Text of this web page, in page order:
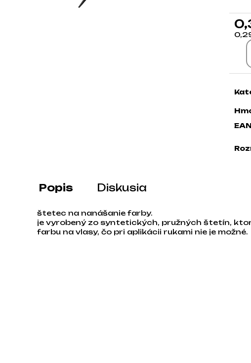
EAN
Popis Diskusia
štetec na nanášanie farby.
je vyrobený zo syntetických, pružných štetín,
farbu na vlasy, čo pri aplikácii rukami nie je možné.